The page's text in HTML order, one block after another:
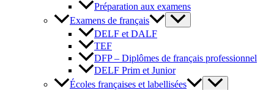
Préparation aux examens
Examens de français
DELF et DALF
TEF
DFP – Diplômes de français professionnel
DELF Prim et Junior
Écoles françaises et labellisées